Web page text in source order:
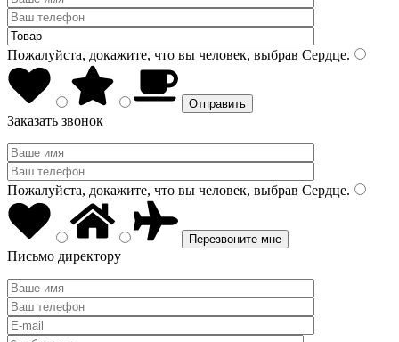
Пожалуйста, докажите, что вы человек, выбрав Сердце.
Заказать звонок
Пожалуйста, докажите, что вы человек, выбрав Сердце.
Письмо директору